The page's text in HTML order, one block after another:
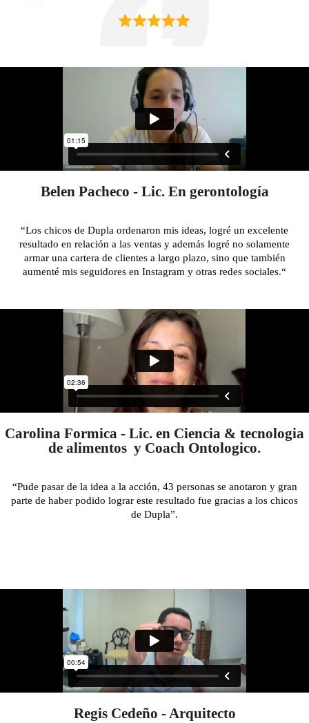
Belen Pacheco - Lic. En gerontología
“Los chicos de Dupla ordenaron mis ideas, logré un excelente
resultado en relación a las ventas y además logré no solamente
armar una cartera de clientes a largo plazo, sino que también
aumenté mis seguidores en Instagram y otras redes sociales.“
Carolina Formica - Lic. en Ciencia & tecnologia
de alimentos y Coach Ontologico.
“Pude pasar de la idea a la acción, 43 personas se anotaron y gran
parte de haber podido lograr este resultado fue gracias a los chicos
de Dupla”.
Regis Cedeño - Arquitecto